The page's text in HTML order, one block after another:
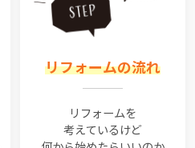
リフォームの流れ
リフォームを
考えているけど